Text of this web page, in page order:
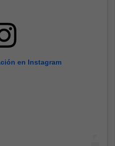
en Instagram